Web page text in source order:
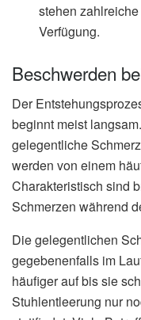
stehen
Verfügung.
Beschwerden
Der
beginnt meist
gelegentliche
werden von einem
Charakteristisch sind
Schmerzen während
Die gelegentlichen
gegebenenfalls im
häufiger auf bis sie
Stuhlentleerung nur